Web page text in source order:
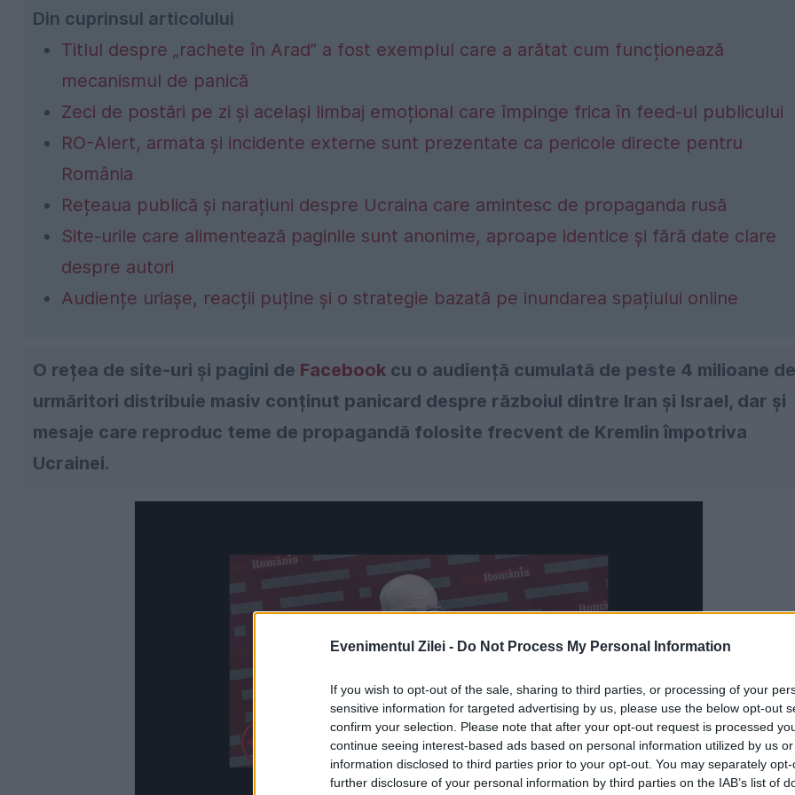
Evenimentul Zilei - Do Not Process My Personal Information
If you wish to opt-out of the sale, sharing to third parties, or processing of your
sensitive information for targeted advertising by us, please use the below opt-out
confirm your selection. Please note that after your opt-out request is processed
continue seeing interest-based ads based on personal information utilized by us
information disclosed to third parties prior to your opt-out. You may separately
further disclosure of your personal information by third parties on the IAB’s list of
Din cuprinsul articolului
Titlul despre „rachete în Arad” a fost exemplul care a arătat cum funcționează
mecanismul de panică
Zeci de postări pe zi și același limbaj emoțional care împinge frica în feed-ul publicului
RO-Alert, armata și incidente externe sunt prezentate ca pericole directe pentru
România
Rețeaua publică și narațiuni despre Ucraina care amintesc de propaganda rusă
Site-urile care alimentează paginile sunt anonime, aproape identice și fără date clare
despre autori
Audiențe uriașe, reacții puține și o strategie bazată pe inundarea spațiului online
O rețea de site-uri și pagini de Facebook cu o audiență cumulată de peste 4 milioane de
urmăritori distribuie masiv conținut panicard despre războiul dintre Iran și Israel, dar și
mesaje care reproduc teme de propagandă folosite frecvent de Kremlin împotriva
Ucrainei.